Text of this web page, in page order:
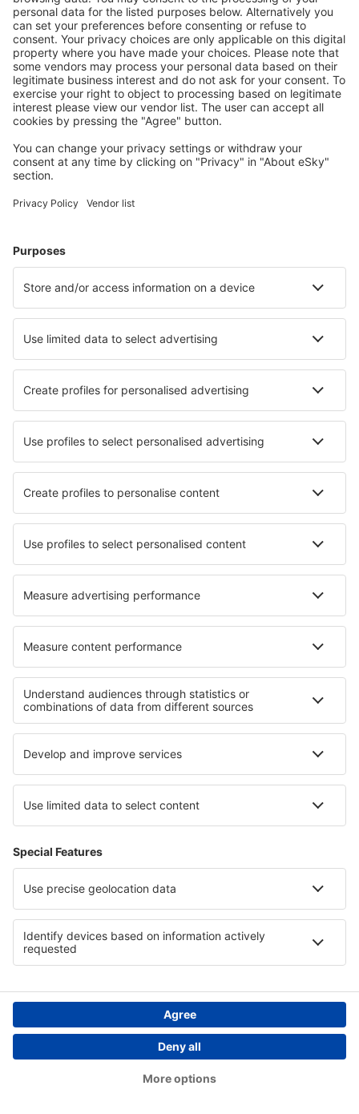
Cazarea preferată
Alege din peste 1,3 mil. de opţiuni: hoteluri, cabane,
apartamente și altele.
Cele mai căutate hoteluri de către utilizatorii eSky
Hoteluri în Statele Unite ale Americii - Orașe populare
Hoteluri în Kissimmee
Hoteluri în Oakland Hoteluri în South Padre Island
Hoteluri în Cincinnati Hoteluri în Oklahoma City
Cele mai bune hoteluri - orașe
Hoteluri în Ostrowiec Swietokrzyski Hoteluri în San Ramon
Hoteluri în Tarbert Hoteluri în Makarska
Hoteluri în Barjouville Hoteluri în Barzio
Hoteluri în Goomburra Hoteluri în Buraimi
Cele mai bune hoteluri - regiuni
Hoteluri in Palo Alto Battlefield National Historic Park
Hoteluri in Great Basin National Park
Hoteluri la Parcul Național Arches
Hoteluri la Parcul Național Olimpic
Hoteluri in Peninsula Sinai Hoteluri in Gemer
Copyright © eSky.ro. Toate drepturile rezervate.